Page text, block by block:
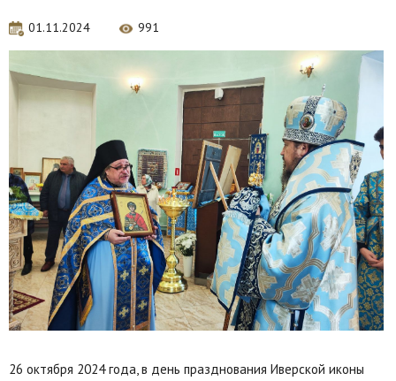
01.11.2024 991
26 октября 2024 года, в день празднования Иверской иконы